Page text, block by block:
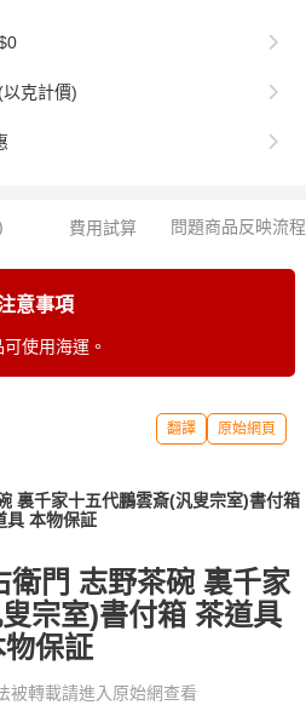
克計價)
費用試算 問題商品反映流程
意事項
使用海運。
翻譯 原始網頁
裏千家十五代鵬雲斎(汎叟宗室)書付箱
具 本物保証
衛門 志野茶碗 裏千家
宗室)書付箱 茶道具
物保証